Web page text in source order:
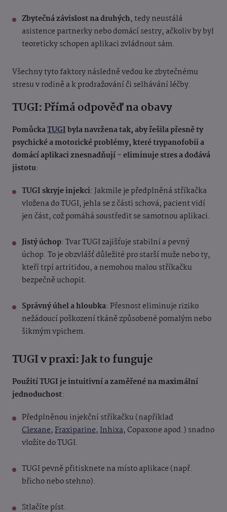
Zbytečná závislost na druhých, tedy neustálá
asistence partnerky nebo domácí sestry, ačkoliv by byl
teoreticky schopen aplikaci zvládnout sám.
Všechny tyto faktory následně vedou ke zbytečnému
stresu v rodině a k prodražování či selhávání léčby.
TUGI: Přímá odpověď na obavy
PomůckaTUGIbyla navržena tak, aby řešila přesně ty
psychické a motorické problémy, které trypanofobii a
domácí aplikaci znesnadňují - eliminuje stres a dodává
jistotu:
TUGI skryje injekci: Jakmile je předplněná stříkačka
vložena do TUGI, jehla se z části schová, pacient vidí
jen část, což pomáhá soustředit se samotnou aplikaci.
Jistý úchop: Tvar TUGI zajišťuje stabilní a pevný
úchop. To je obzvlášť důležité pro starší muže nebo ty,
kteří trpí artritidou, a nemohou malou stříkačku
bezpečně uchopit.
Správný úhel a hloubka: Přesnost eliminuje riziko
nežádoucí poškození tkáně způsobené pomalým nebo
šikmým vpichem.
TUGI v praxi: Jak to funguje
Použití TUGI je intuitivní a zaměřené na maximální
jednoduchost:
Předplněnou injekční stříkačku (například
Clexane,Fraxiparine,Inhixa, Copaxone apod.) snadno
vložíte do TUGI.
TUGI pevně přitisknete na místo aplikace (např.
břicho nebo stehno).
Stlačíte píst.